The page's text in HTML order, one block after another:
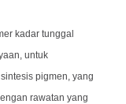
kadar tunggal
untuk
pigmen, yang
rawatan yang